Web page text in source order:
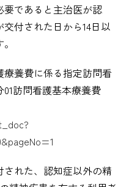
要であると主治医が認
付された日から14日以
療養費に係る指定訪問看
訪問看護基本療養費
された、認知症以外の精